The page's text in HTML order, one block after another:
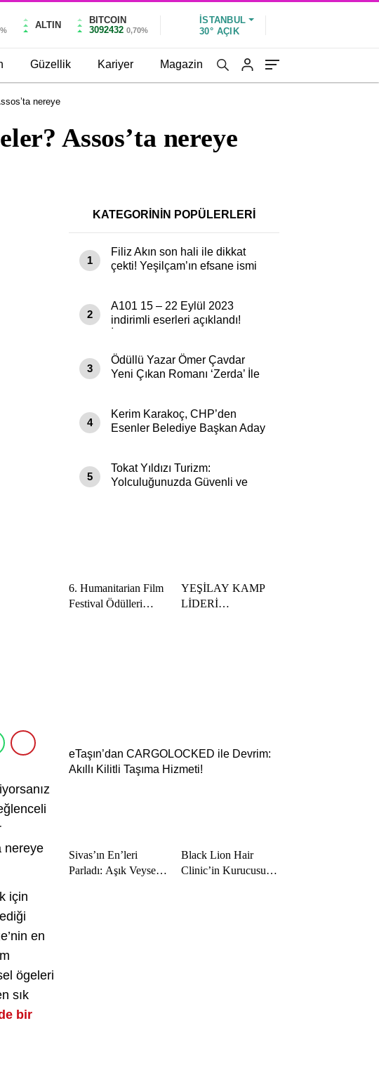
ALTIN
BITCOIN
3092432 0,70%
İSTANBUL
30° AÇIK
Güzellik Kariyer Magazin
nereye
Assos’ta nereye
nereye
için
en
ögeleri
sık
bir
KATEGORİNİN POPÜLERLERİ
1
Filiz Akın son hali ile dikkat
çekti! Yeşilçam’ın efsane ismi
2
A101 15 – 22 Eylül 2023
indirimli eserleri açıklandı!
3
Ödüllü Yazar Ömer Çavdar
Yeni Çıkan Romanı ‘Zerda’ İle
4
Kerim Karakoç, CHP’den
Esenler Belediye Başkan Aday
5
Tokat Yıldızı Turizm:
Yolculuğunuzda Güvenli ve
6. Humanitarian Film
Festival Ödülleri
YEŞİLAY KAMP
LİDERİ
eTaşın’dan CARGOLOCKED ile Devrim:
Akıllı Kilitli Taşıma Hizmeti!
Sivas’ın En’leri
Parladı: Aşık Veysel
Black Lion Hair
Clinic’in Kurucusu